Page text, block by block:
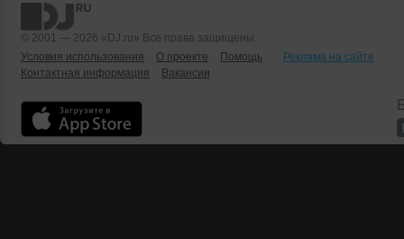
© 2001 — 2026 «DJ.ru» Все права защищены.
Условия использования
О проекте Помощь
Реклама на сайте
Контактная информация
Вакансии